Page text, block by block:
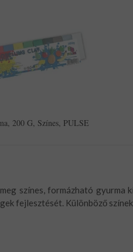
200 G, Színes, PULSE
színes, formázható
fejlesztését. Különböző